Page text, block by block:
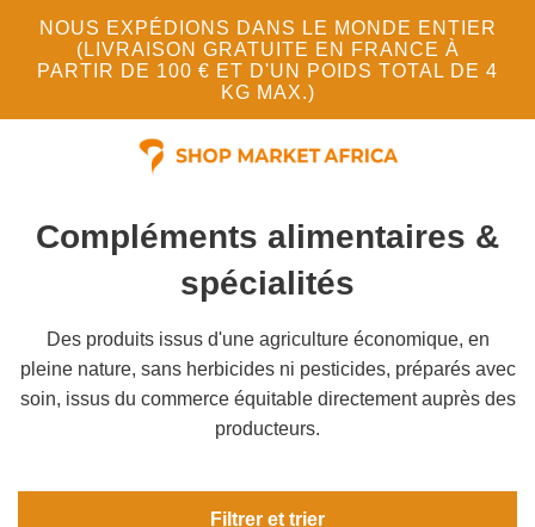
NOUS EXPÉDIONS DANS LE MONDE ENTIER
(LIVRAISON GRATUITE EN FRANCE À
PARTIR DE 100 € ET D'UN POIDS TOTAL DE 4
KG MAX.)
Compléments alimentaires &
spécialités
Des produits issus d'une agriculture économique, en
pleine nature, sans herbicides ni pesticides, préparés avec
soin, issus du commerce équitable directement auprès des
producteurs.
Filtrer et trier